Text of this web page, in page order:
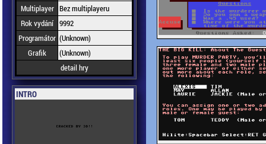
Multiplayer Bez multiplayeru
Rok vydání 9992
Programátor (Unknown)
Grafik
(Unknown)
detail hry
INTRO